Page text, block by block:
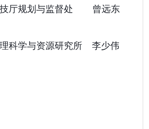
技厅规划与监督处 曾远东
科学与资源研究所 李少伟